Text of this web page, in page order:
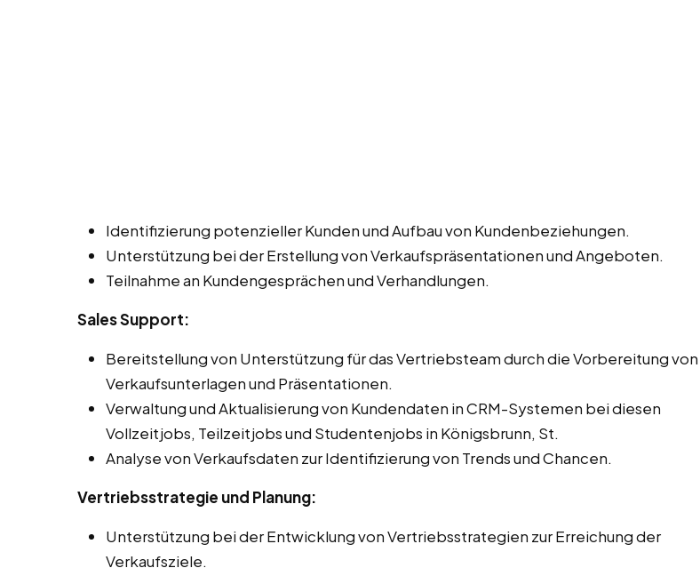
Identifizierung potenzieller Kunden und Aufbau von Kundenbeziehungen.
Unterstützung bei der Erstellung von Verkaufspräsentationen und Angeboten.
Teilnahme an Kundengesprächen und Verhandlungen.
Sales Support:
Bereitstellung von Unterstützung für das Vertriebsteam durch die Vorbereitung von
Verkaufsunterlagen und Präsentationen.
Verwaltung und Aktualisierung von Kundendaten in CRM-Systemen bei diesen
Vollzeitjobs, Teilzeitjobs und Studentenjobs in Königsbrunn, St.
Analyse von Verkaufsdaten zur Identifizierung von Trends und Chancen.
Vertriebsstrategie und Planung:
Unterstützung bei der Entwicklung von Vertriebsstrategien zur Erreichung der
Verkaufsziele.